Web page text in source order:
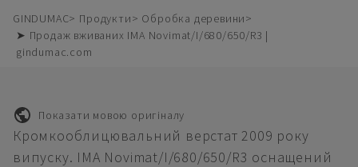
GINDUMAC Продукти
Обробка деревини
➤ Продаж вживаних IMA Novimat/I/680/650/R3 |
gindumac.com
Показати мовою оригіналу
Кромкооблицювальний верстат 2009 року
випуску. IMA Novimat/I/680/650/R3 оснащений